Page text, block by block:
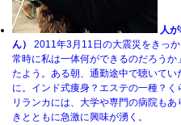
人
ん）
2011年3月11日の大震災をきっ
常時に私は一体何ができるのだろう
たよう。ある朝、通勤途中で聴いて
に。インド式痩身？エステの一種？
リランカには、大学や専門の病院も
きとともに急激に興味が湧く。